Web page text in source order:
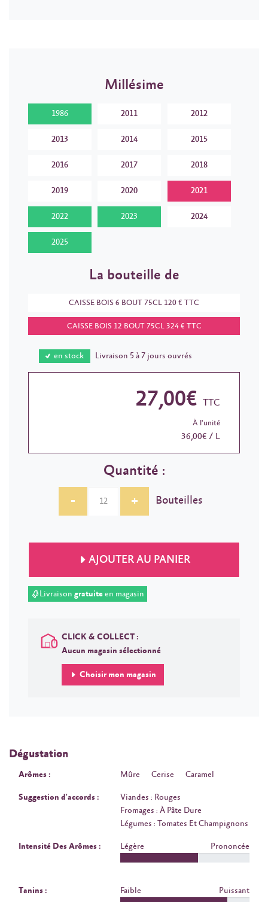
Millésime
1986 2011 2012
2013 2014 2015
2016 2017 2018
2019 2020 2021
2022 2023 2024
2025
La bouteille de
CAISSE BOIS 6 BOUT 75CL 120 € TTC
CAISSE BOIS 12 BOUT 75CL 324 € TTC
en stock Livraison 5 à 7 jours ouvrés
27,00€ TTC
À l'unité
36,00€ / L
Quantité :
-
+ Bouteilles
AJOUTER AU PANIER
Livraison gratuiteen magasin
CLICK & COLLECT :
Aucun magasin sélectionné
Choisir mon magasin
Dégustation
Arômes : Mûre Cerise Caramel
Suggestion d'accords :
Viandes : Rouges
Fromages : À Pâte Dure
Légumes : Tomates Et Champignons
Intensité Des Arômes : Légère Prononcée
Tanins : Faible Puissant